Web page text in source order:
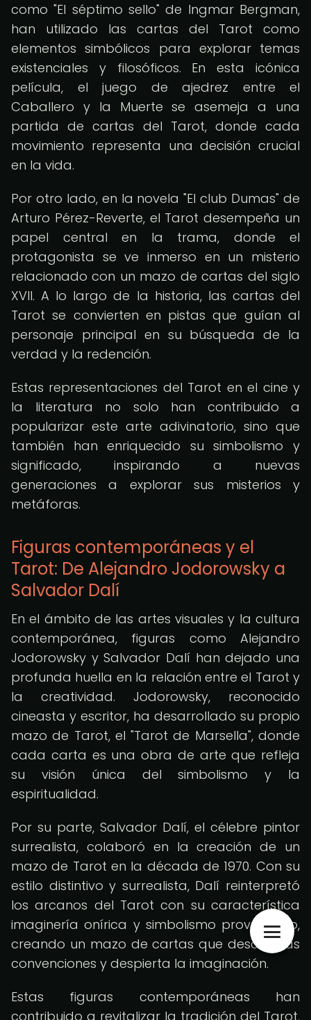
como "El séptimo sello" de Ingmar Bergman,
han utilizado las cartas del Tarot como
elementos simbólicos para explorar temas
existenciales y filosóficos. En esta icónica
película, el juego de ajedrez entre el
Caballero y la Muerte se asemeja a una
partida de cartas del Tarot, donde cada
movimiento representa una decisión crucial
en la vida.
Por otro lado, en la novela "El club Dumas" de
Arturo Pérez-Reverte, el Tarot desempeña un
papel central en la trama, donde el
protagonista se ve inmerso en un misterio
relacionado con un mazo de cartas del siglo
XVII. A lo largo de la historia, las cartas del
Tarot se convierten en pistas que guían al
personaje principal en su búsqueda de la
verdad y la redención.
Estas representaciones del Tarot en el cine y
la literatura no solo han contribuido a
popularizar este arte adivinatorio, sino que
también han enriquecido su simbolismo y
significado, inspirando a nuevas
generaciones a explorar sus misterios y
metáforas.
Figuras contemporáneas y el
Tarot: De Alejandro Jodorowsky a
Salvador Dalí
En el ámbito de las artes visuales y la cultura
contemporánea, figuras como Alejandro
Jodorowsky y Salvador Dalí han dejado una
profunda huella en la relación entre el Tarot y
la creatividad. Jodorowsky, reconocido
cineasta y escritor, ha desarrollado su propio
mazo de Tarot, el "Tarot de Marsella", donde
cada carta es una obra de arte que refleja
su visión única del simbolismo y la
espiritualidad.
Por su parte, Salvador Dalí, el célebre pintor
surrealista, colaboró en la creación de un
mazo de Tarot en la década de 1970. Con su
estilo distintivo y surrealista, Dalí reinterpretó
los arcanos del Tarot con su característica
imaginería onírica y simbolismo provocativo,
creando un mazo de cartas que desafía las
convenciones y despierta la imaginación.
Estas figuras contemporáneas han
contribuido a revitalizar la tradición del Tarot,